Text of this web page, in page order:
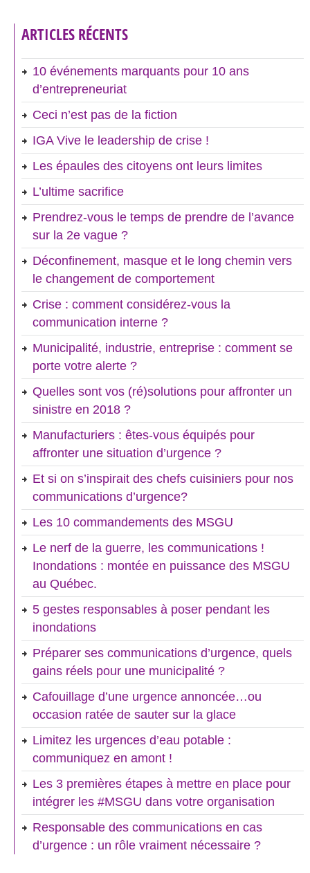
ARTICLES RÉCENTS
10 événements marquants pour 10 ans
d’entrepreneuriat
Ceci n’est pas de la fiction
IGA Vive le leadership de crise !
Les épaules des citoyens ont leurs limites
L’ultime sacrifice
Prendrez-vous le temps de prendre de l’avance
sur la 2e vague ?
Déconfinement, masque et le long chemin vers
le changement de comportement
Crise : comment considérez-vous la
communication interne ?
Municipalité, industrie, entreprise : comment se
porte votre alerte ?
Quelles sont vos (ré)solutions pour affronter un
sinistre en 2018 ?
Manufacturiers : êtes-vous équipés pour
affronter une situation d’urgence ?
Et si on s’inspirait des chefs cuisiniers pour nos
communications d’urgence?
Les 10 commandements des MSGU
Le nerf de la guerre, les communications !
Inondations : montée en puissance des MSGU
au Québec.
5 gestes responsables à poser pendant les
inondations
Préparer ses communications d’urgence, quels
gains réels pour une municipalité ?
Cafouillage d’une urgence annoncée…ou
occasion ratée de sauter sur la glace
Limitez les urgences d’eau potable :
communiquez en amont !
Les 3 premières étapes à mettre en place pour
intégrer les #MSGU dans votre organisation
Responsable des communications en cas
d’urgence : un rôle vraiment nécessaire ?